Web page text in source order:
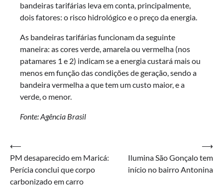
bandeiras tarifárias leva em conta, principalmente,
dois fatores: o risco hidrológico e o preço da energia.
As bandeiras tarifárias funcionam da seguinte
maneira: as cores verde, amarela ou vermelha (nos
patamares 1 e 2) indicam se a energia custará mais ou
menos em função das condições de geração, sendo a
bandeira vermelha a que tem um custo maior, e a
verde, o menor.
Fonte: Agência Brasil
Navegação
de
Post
⟵
PM desaparecido em Maricá:
Perícia conclui que corpo
carbonizado em carro
Ilumina São Gonçalo tem
início no bairro Antonina
⟶